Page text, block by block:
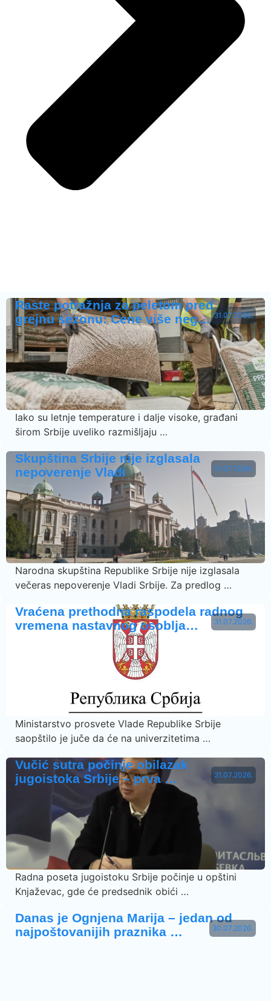
31.07.2026.
Raste potražnja za peletom pred
grejnu sezonu: Cene više neg…
Iako su letnje temperature i dalje visoke, građani
širom Srbije uveliko razmišljaju …
31.07.2026.
Skupština Srbije nije izglasala
nepoverenje Vladi
Narodna skupština Republike Srbije nije izglasala
večeras nepoverenje Vladi Srbije. Za predlog …
31.07.2026.
Vraćena prethodna raspodela radnog
vremena nastavnog osoblja…
Ministarstvo prosvete Vlade Republike Srbije
saopštilo je juče da će na univerzitetima …
31.07.2026.
Vučić sutra počinje obilazak
jugoistoka Srbije – prva …
Radna poseta jugoistoku Srbije počinje u opštini
Knjaževac, gde će predsednik obići …
30.07.2026.
Danas je Ognjena Marija – jedan od
najpoštovanijih praznika …